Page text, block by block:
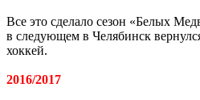
Все это сделало сезон «Белых
в следующем в Челябинск
хоккей.
2016/2017